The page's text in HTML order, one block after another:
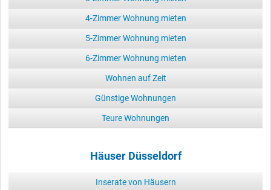
4-Zimmer Wohnung mieten
5-Zimmer Wohnung mieten
6-Zimmer Wohnung mieten
Wohnen auf Zeit
Günstige Wohnungen
Teure Wohnungen
Häuser Düsseldorf
Inserate von Häusern